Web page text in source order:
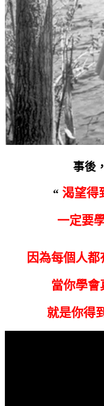
事後
“ 渴望得
一定要
因為每個人都
當你學會
就是你得